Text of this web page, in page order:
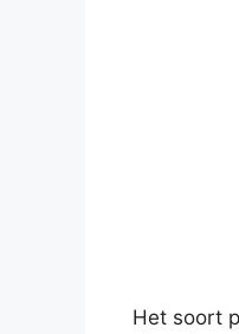
Het soort